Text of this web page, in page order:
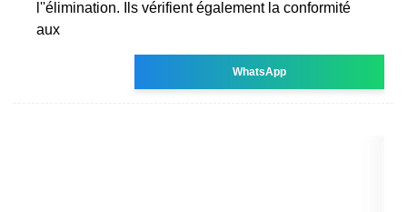
l''élimination. Ils vérifient également la conformité
aux
WhatsApp